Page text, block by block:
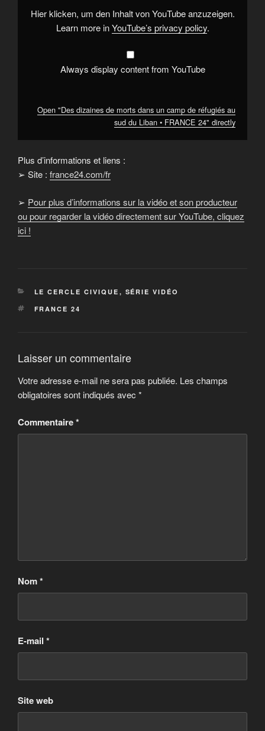
campHier klicken, um den Inhalt von YouTube anzuzeigen.
Learn more inYouTube’s privacy policy.
Always display content from YouTube
Open "Des dizaines de morts dans un camp de réfugiés au
sud du Liban • FRANCE 24" directly
Plus d’informations et liens :
➢ Site : france24.com/fr
➢ Pour plus d’informations sur la vidéo et son producteur
ou pour regarder la vidéo directement sur YouTube, cliquez
ici !
CATÉGORIES
LE CERCLE CIVIQUE , SÉRIE VIDÉO
ÉTIQUETTES
FRANCE 24
Laisser un commentaire
Votre adresse e-mail ne sera pas publiée. Les champs
obligatoires sont indiqués avec *
Commentaire*
Nom*
E-mail *
Site web